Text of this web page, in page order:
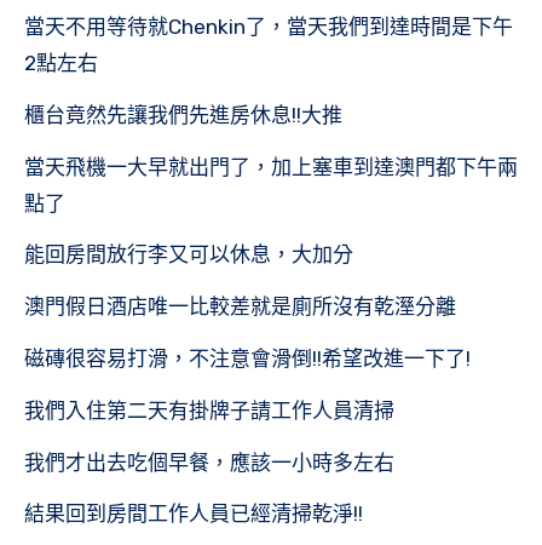
當天不用等待就Chenkin了，當天我們到達時間是下午
2點左右
櫃台竟然先讓我們先進房休息!!大推
當天飛機一大早就出門了，加上塞車到達澳門都下午兩
點了
能回房間放行李又可以休息，大加分
澳門假日酒店唯一比較差就是廁所沒有乾溼分離
磁磚很容易打滑，不注意會滑倒!!希望改進一下了!
我們入住第二天有掛牌子請工作人員清掃
我們才出去吃個早餐，應該一小時多左右
結果回到房間工作人員已經清掃乾淨!!